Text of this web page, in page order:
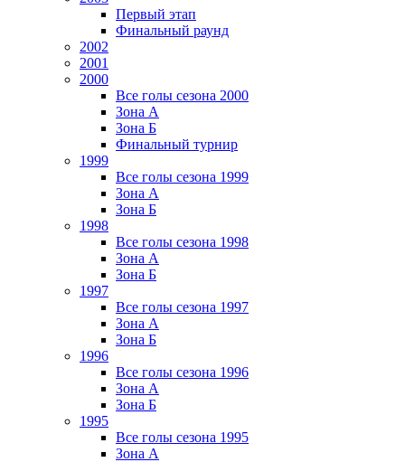
Первый этап
Финальный раунд
2002
2001
2000
Все голы сезона 2000
Зона А
Зона Б
Финальный турнир
1999
Все голы сезона 1999
Зона А
Зона Б
1998
Все голы сезона 1998
Зона А
Зона Б
1997
Все голы сезона 1997
Зона А
Зона Б
1996
Все голы сезона 1996
Зона А
Зона Б
1995
Все голы сезона 1995
Зона А